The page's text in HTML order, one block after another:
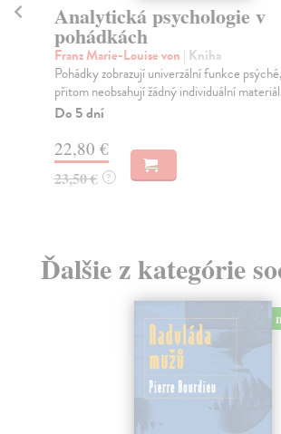
Analytická psychologie v
pohádkách
Franz Marie-Louise von | Kniha
Pohádky zobrazují univerzální funkce
přitom neobsahují žádný individuální
Do 5 dní
22,80 €
23,50 € ?
Ďalšie z kategórie